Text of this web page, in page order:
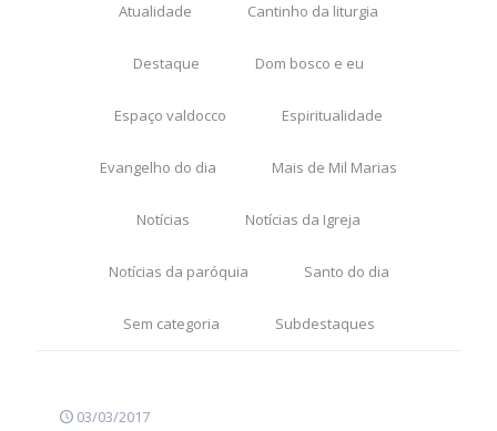
Atualidade Cantinho da liturgia
Destaque Dom bosco e eu
Espaço valdocco Espiritualidade
Evangelho do dia Mais de Mil Marias
Notícias Notícias da Igreja
Notícias da paróquia Santo do dia
Sem categoria Subdestaques
03/03/2017